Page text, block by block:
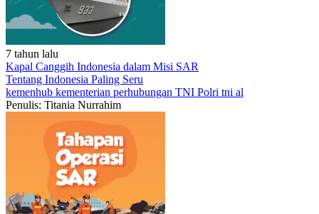
7 tahun lalu
Kapal Canggih Indonesia dalam Misi SAR
Tentang Indonesia Paling Seru
kemenhub kementerian perhubungan TNI Polri tni al
Penulis: Titania Nurrahim